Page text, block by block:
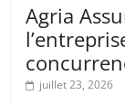
Agria
juillet 23, 2026